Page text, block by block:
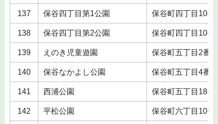
137 保谷四丁目第1公園 保谷町四丁目10番
138 保谷四丁目第2公園 保谷町四丁目10番
139 えのき児童遊園 保谷町五丁目2番
140 保谷なかよし公園 保谷町五丁目4番
141 西浦公園 保谷町五丁目18番
142 平松公園 保谷町六丁目10番